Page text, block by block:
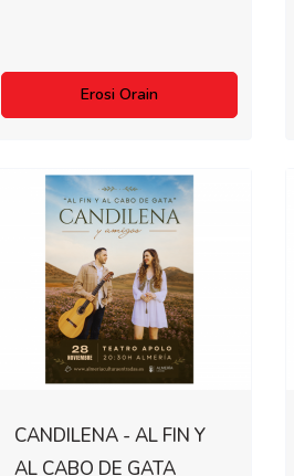
Erosi Orain
CANDILENA - AL FIN Y
AL CABO DE GATA